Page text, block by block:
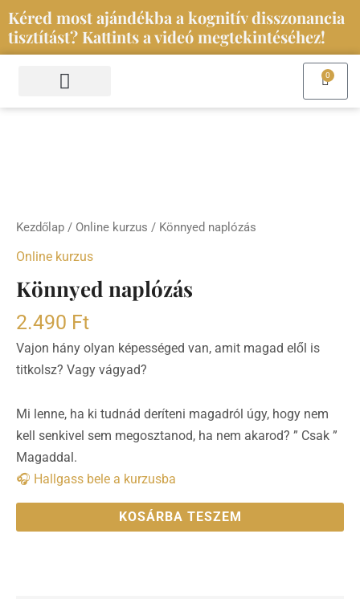
Skip
to
content
Kéred most ajándékba a kognitív disszonancia
tisztítást? Kattints a videó megtekintéséhez!
0
Kosár
Kezdőlap / Online kurzus / Könnyed naplózás
Online kurzus
Könnyed naplózás
2.490 Ft
Vajon hány olyan képességed van, amit magad elől is
titkolsz? Vagy vágyad?
Mi lenne, ha ki tudnád deríteni magadról úgy, hogy nem
kell senkivel sem megosztanod, ha nem akarod? ” Csak ”
Magaddal.
🎧 Hallgass bele a kurzusba
KOSÁRBA TESZEM